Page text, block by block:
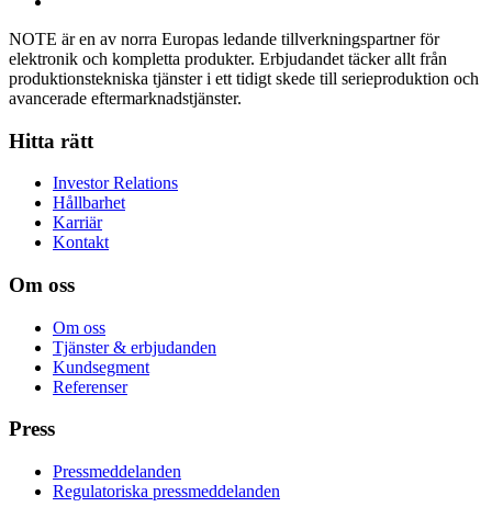
NOTE är en av norra Europas ledande tillverkningspartner för
elektronik och kompletta produkter. Erbjudandet täcker allt från
produktionstekniska tjänster i ett tidigt skede till serieproduktion och
avancerade eftermarknadstjänster.
Hitta rätt
Investor Relations
Hållbarhet
Karriär
Kontakt
Om oss
Om oss
Tjänster & erbjudanden
Kundsegment
Referenser
Press
Pressmeddelanden
Regulatoriska pressmeddelanden